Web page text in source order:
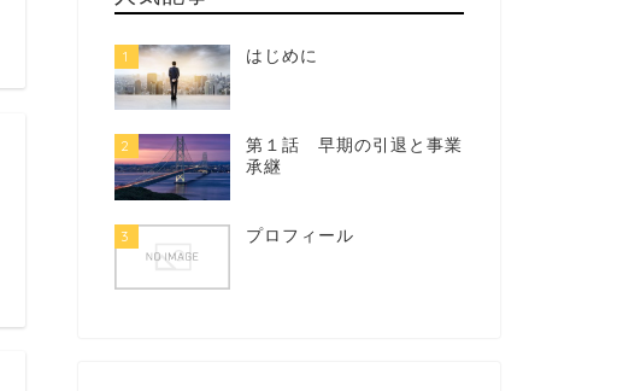
1 はじめに
2
第１話 早期の引退と事業
承継
3 プロフィール